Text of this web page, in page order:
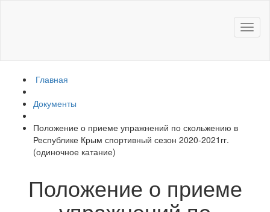
Главная
Документы
Положение о приеме упражнений по скольжению в
Республике Крым спортивный сезон 2020-2021гг.
(одиночное катание)
Положение о приеме